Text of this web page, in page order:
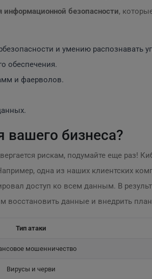
информационной безопасности,
и умению распознавать
обеспечения.
и фаерволов.
вашего бизнеса?
рискам, подумайте еще раз!
одна из наших клиентских
доступ ко всем данным. В
восстановить данные и внедрить
Тип атаки
мошенничество
Вирусы и черви